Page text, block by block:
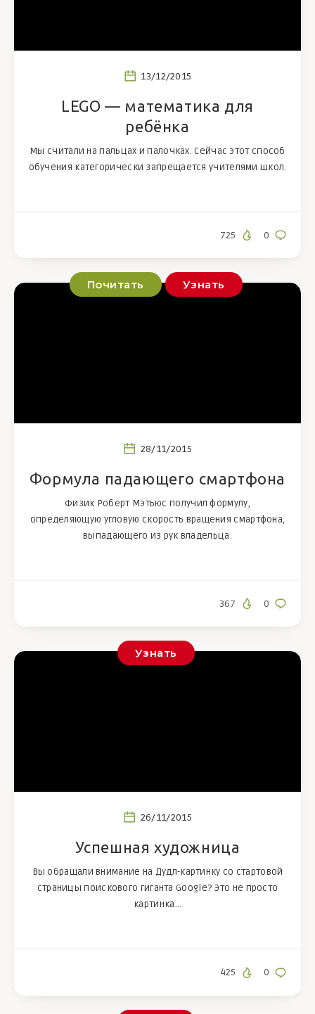
13/12/2015
LEGO — математика для
ребёнка
Мы считали на пальцах и палочках. Сейчас этот способ
обучения категорически запрещается учителями школ.
0
725
Почитать Узнать
28/11/2015
Формула падающего смартфона
Физик Роберт Мэтьюс получил формулу,
определяющую угловую скорость вращения смартфона,
выпадающего из рук владельца.
0
367
Узнать
26/11/2015
Успешная художница
Вы обращали внимание на Дудл-картинку со стартовой
страницы поискового гиганта Google? Это не просто
картинка…
0
425